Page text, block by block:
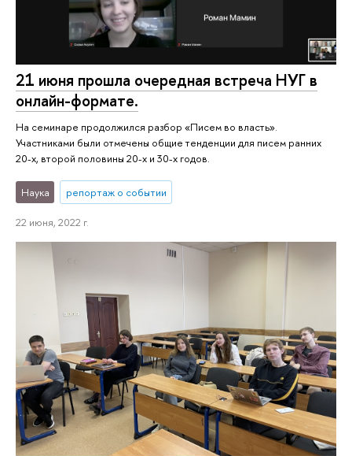
21 июня прошла очередная встреча НУГ в
онлайн-формате.
На семинаре продолжился разбор «Писем во власть».
Участниками были отмечены общие тенденции для писем ранних
20-х, второй половины 20-х и 30-х годов.
Наука репортаж о событии
22 июня, 2022 г.